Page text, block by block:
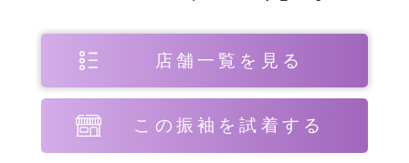
店舗一覧を見る
この振袖を試着する